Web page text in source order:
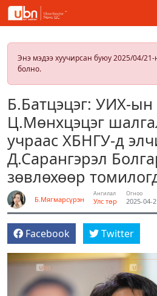
Энэ мэдээ хуучирсан буюу 2025/04/
болно.
Б.Батцэцэг: УИХ-
Ц.Мөнхцэцэг
учраас ХБНГУ-д
Д.Сарангэрэл
зөвлөхөөр
Б.Мягмарсүрэн
Ангилал
Улс төр
Огноо
2025-04-
Facebook Twitter